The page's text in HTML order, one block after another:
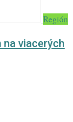
Región
na viacerých